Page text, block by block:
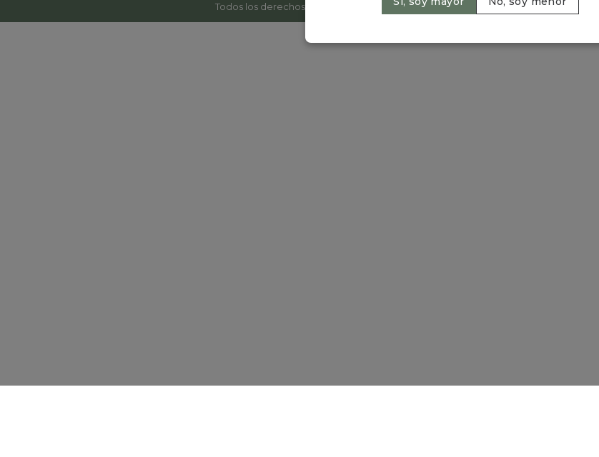
Todos los derechos reservados | 2026 © Flores Avenida. | Argentina. -+54 11 42520309